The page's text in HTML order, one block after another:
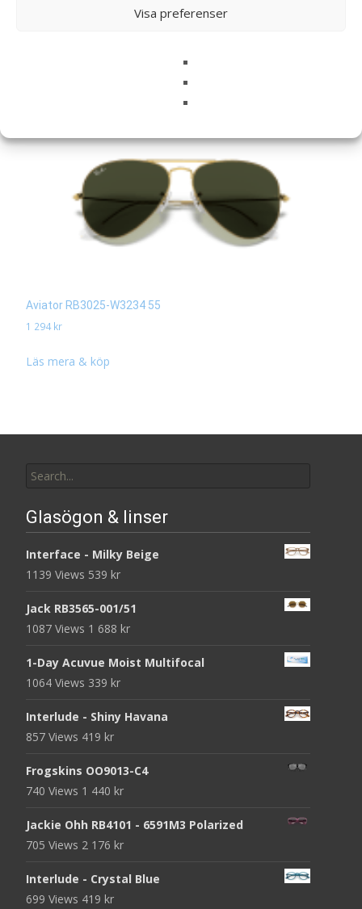
Visa preferenser
Relaterade produkter
Aviator RB3025-W3234 55
1 294kr
Läs mera & köp
for:
Glasögon & linser
Interface - Milky Beige
1139 Views 539 kr
Jack RB3565-001/51
1087 Views 1 688 kr
1-Day Acuvue Moist Multifocal
1064 Views 339 kr
Interlude - Shiny Havana
857 Views 419 kr
Frogskins OO9013-C4
740 Views 1 440 kr
Jackie Ohh RB4101 - 6591M3 Polarized
705 Views 2 176 kr
Interlude - Crystal Blue
699 Views 419 kr